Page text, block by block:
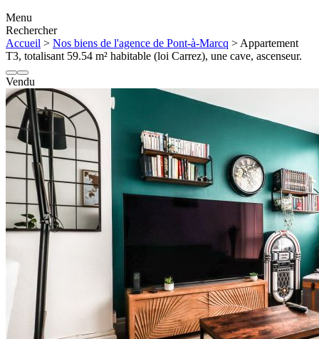
Menu
Rechercher
Accueil > Nos biens de l'agence de Pont-à-Marcq > Appartement
T3, totalisant 59.54 m² habitable (loi Carrez), une cave, ascenseur.
Vendu